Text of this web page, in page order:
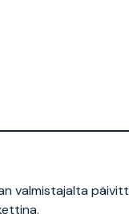
valmistajalta